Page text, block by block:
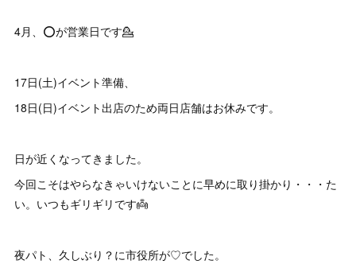
4月、⭕️が営業日です💁
17日(土)イベント準備、
18日(日)イベント出店のため両日店舗はお休みです。
日が近くなってきました。
今回こそはやらなきゃいけないことに早めに取り掛かり・・・た
い。いつもギリギリです👼
夜パト、久しぶり？に市役所が♡でした。